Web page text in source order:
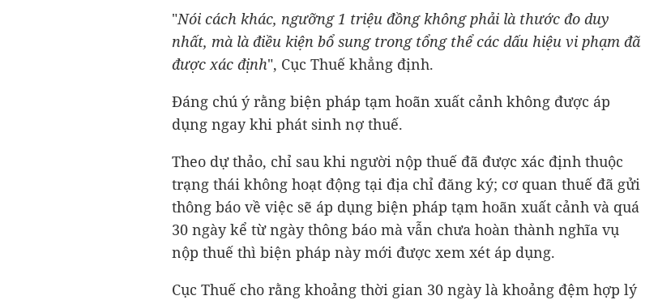
"Nói cách khác, ngưỡng 1 triệu đồng không phải là thước đo duy
nhất, mà là điều kiện bổ sung trong tổng thể các dấu hiệu vi phạm đã
được xác định", Cục Thuế khẳng định.
Đáng chú ý rằng biện pháp tạm hoãn xuất cảnh không được áp
dụng ngay khi phát sinh nợ thuế.
Theo dự thảo, chỉ sau khi người nộp thuế đã được xác định thuộc
trạng thái không hoạt động tại địa chỉ đăng ký; cơ quan thuế đã gửi
thông báo về việc sẽ áp dụng biện pháp tạm hoãn xuất cảnh và quá
30 ngày kể từ ngày thông báo mà vẫn chưa hoàn thành nghĩa vụ
nộp thuế thì biện pháp này mới được xem xét áp dụng.
Cục Thuế cho rằng khoảng thời gian 30 ngày là khoảng đệm hợp lý